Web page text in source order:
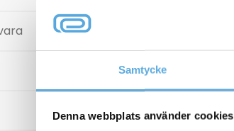
Samtycke
Denna webbplats använder cookies
Varianter